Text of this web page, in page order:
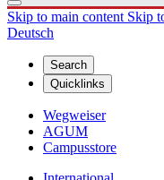
Skip to main content Skip
Deutsch
Search
Quicklinks
Wegweiser
AGUM
Campusstore